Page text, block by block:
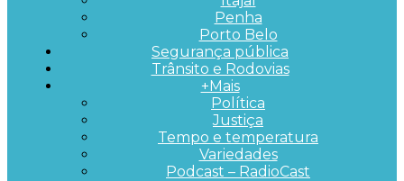
Penha
Porto Belo
Segurança pública
Trânsito e Rodovias
+Mais
Política
Justiça
Tempo e temperatura
Variedades
Podcast – RadioCast